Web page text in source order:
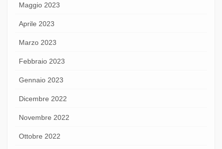
Maggio 2023
Aprile 2023
Marzo 2023
Febbraio 2023
Gennaio 2023
Dicembre 2022
Novembre 2022
Ottobre 2022